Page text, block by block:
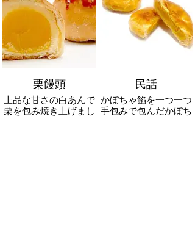
栗饅頭
上品な甘さの白あんで
栗を包み焼き上げまし
民話
かぼちゃ餡を一つ一つ
手包みで包んだかぼち